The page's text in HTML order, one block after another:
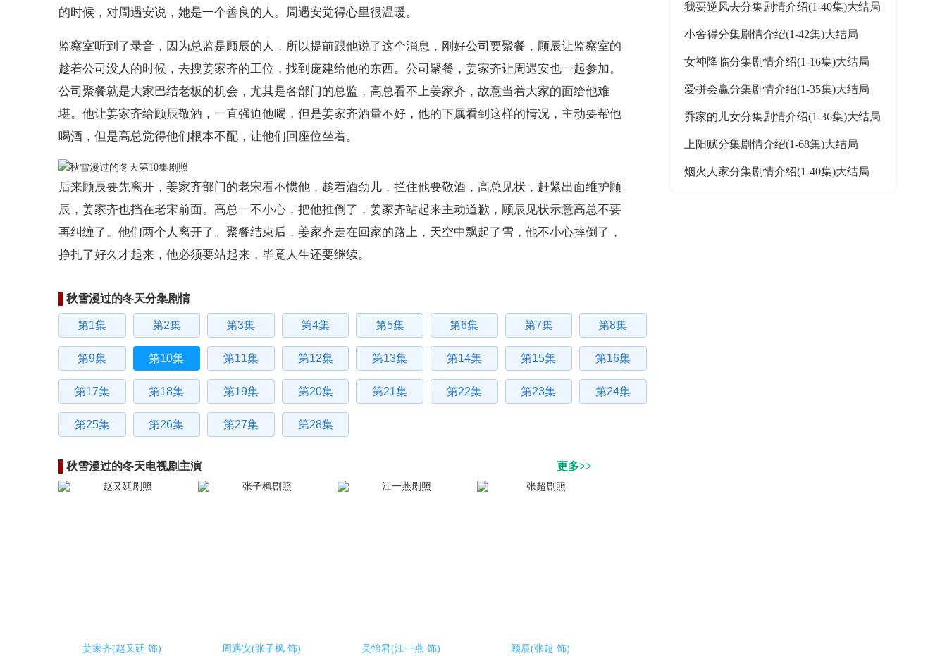
的时候，对周遇安说，她是一个善良的人。周遇安觉得心里很温暖。
监察室听到了录音，因为总监是顾辰的人，所以提前跟他说了这个消息，刚好公司要聚餐，顾辰让监察室的
趁着公司没人的时候，去搜姜家齐的工位，找到庞建给他的东西。公司聚餐，姜家齐让周遇安也一起参加。
公司聚餐就是大家巴结老板的机会，尤其是各部门的总监，高总看不上姜家齐，故意当着大家的面给他难
堪。他让姜家齐给顾辰敬酒，一直强迫他喝，但是姜家齐酒量不好，他的下属看到这样的情况，主动要帮他
喝酒，但是高总觉得他们根本不配，让他们回座位坐着。
后来顾辰要先离开，姜家齐部门的老宋看不惯他，趁着酒劲儿，拦住他要敬酒，高总见状，赶紧出面维护顾
辰，姜家齐也挡在老宋前面。高总一不小心，把他推倒了，姜家齐站起来主动道歉，顾辰见状示意高总不要
再纠缠了。他们两个人离开了。聚餐结束后，姜家齐走在回家的路上，天空中飘起了雪，他不小心摔倒了，
挣扎了好久才起来，他必须要站起来，毕竟人生还要继续。
秋雪漫过的冬天分集剧情
第1集 第2集 第3集 第4集 第5集 第6集 第7集 第8集
第9集 第10集 第11集 第12集 第13集 第14集 第15集 第16集
第17集 第18集 第19集 第20集 第21集 第22集 第23集 第24集
第25集 第26集 第27集 第28集
更多>>
秋雪漫过的冬天电视剧主演
姜家齐(赵又廷 饰) 周遇安(张子枫 饰) 吴怡君(江一燕 饰) 顾辰(张超 饰)
我要逆风去分集剧情介绍(1-40集)大结局
小舍得分集剧情介绍(1-42集)大结局
女神降临分集剧情介绍(1-16集)大结局
爱拼会赢分集剧情介绍(1-35集)大结局
乔家的儿女分集剧情介绍(1-36集)大结局
上阳赋分集剧情介绍(1-68集)大结局
烟火人家分集剧情介绍(1-40集)大结局